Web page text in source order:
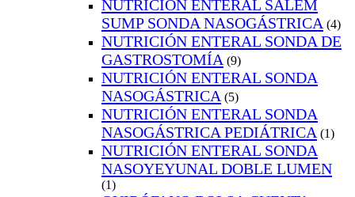
NUTRICIÓN ENTERAL SALEM
SUMP SONDA NASOGÁSTRICA (4)
NUTRICIÓN ENTERAL SONDA DE
GASTROSTOMÍA (9)
NUTRICIÓN ENTERAL SONDA
NASOGÁSTRICA (5)
NUTRICIÓN ENTERAL SONDA
NASOGÁSTRICA PEDIÁTRICA (1)
NUTRICIÓN ENTERAL SONDA
NASOYEYUNAL DOBLE LUMEN
(1)